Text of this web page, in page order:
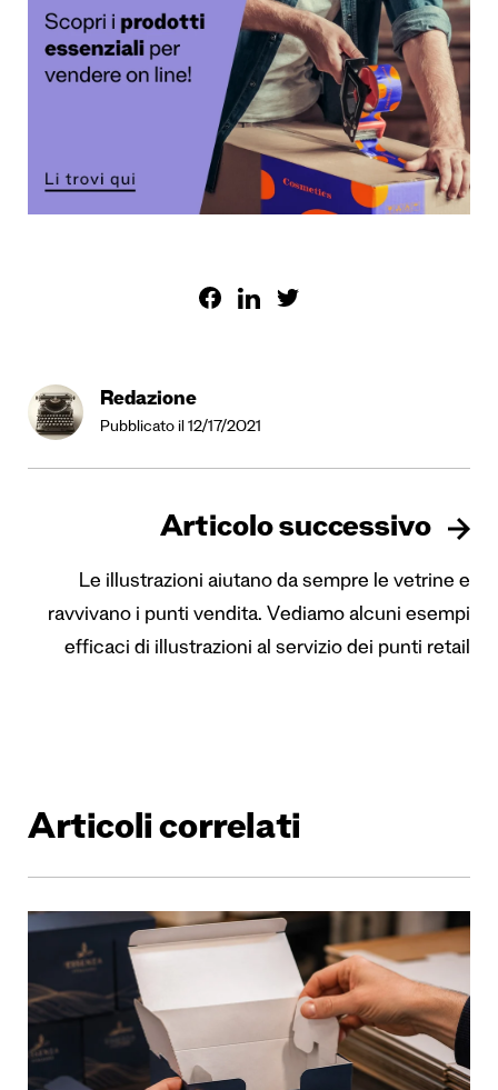
Redazione
Pubblicato il 12/17/2021
Articolo successivo
Le illustrazioni aiutano da sempre le vetrine e
ravvivano i punti vendita. Vediamo alcuni esempi
efficaci di illustrazioni al servizio dei punti retail
Articoli correlati